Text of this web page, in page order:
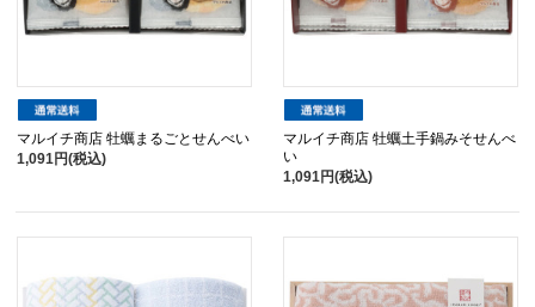
マルイチ商店 牡蠣まるごとせんべい
1,091円(税込)
マルイチ商店 牡蠣土手鍋みそせんべ
い
1,091円(税込)